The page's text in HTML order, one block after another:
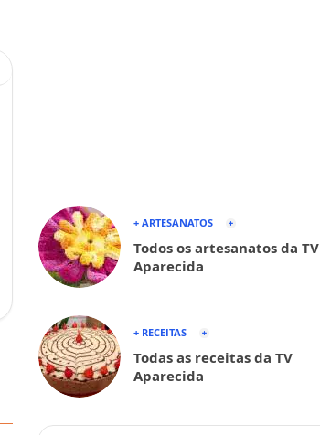
+ ARTESANATOS
Todos os artesanatos da TV
Aparecida
+ RECEITAS
Todas as receitas da TV
Aparecida